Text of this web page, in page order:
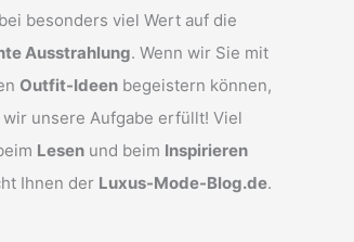
besonders viel Wert auf die
Ausstrahlung. Wenn wir Sie mit
Outfit-Ideen begeistern können,
wir unsere Aufgabe erfüllt! Viel
Lesen und beim Inspirieren
Ihnen der Luxus-Mode-Blog.de.